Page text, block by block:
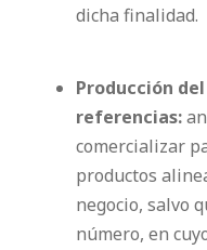
dicha finalidad.
Producción
referencias:
comercializar
productos
negocio, salvo
número, en